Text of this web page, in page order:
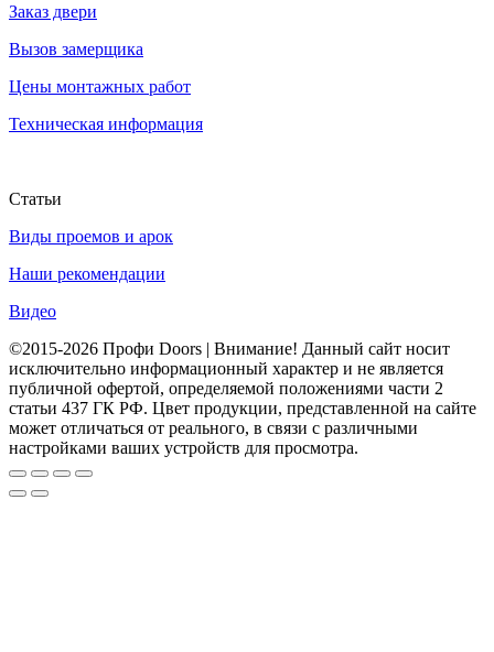
Заказ двери
Вызов замерщика
Цены монтажных работ
Техническая информация
Статьи
Виды проемов и арок
Наши рекомендации
Видео
©2015-2026 Профи Doors | Внимание! Данный сайт носит
исключительно информационный характер и не является
публичной офертой, определяемой положениями части 2
статьи 437 ГК РФ. Цвет продукции, представленной на сайте
может отличаться от реального, в связи с различными
настройками ваших устройств для просмотра.